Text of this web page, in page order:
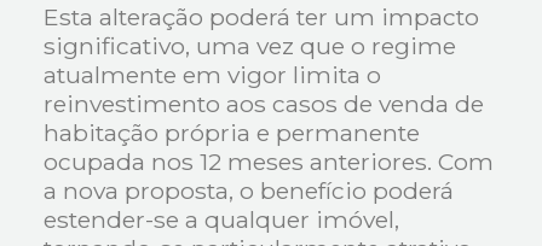
Esta alteração poderá ter um impacto
significativo, uma vez que o regime
atualmente em vigor limita o
reinvestimento aos casos de venda de
habitação própria e permanente
ocupada nos 12 meses anteriores. Com
a nova proposta, o benefício poderá
estender-se a qualquer imóvel,